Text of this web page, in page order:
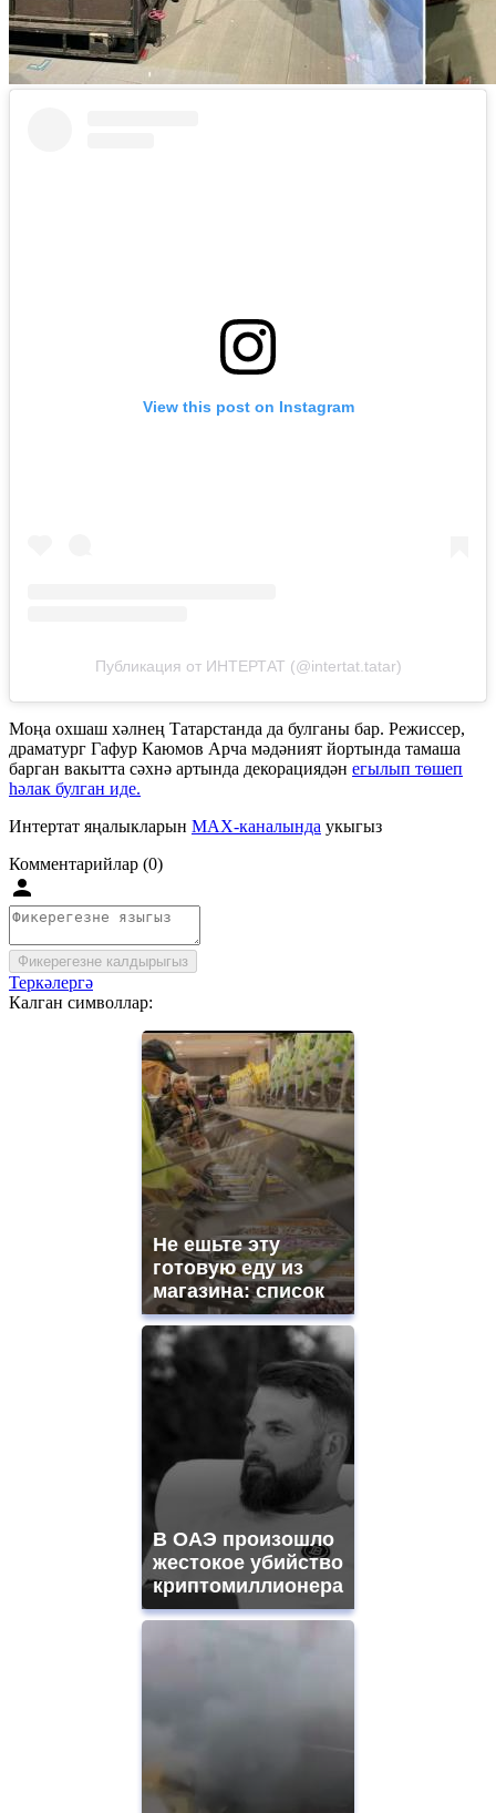
View this post on Instagram
Публикация от ИНТЕРТАТ (@intertat.tatar)
Моңа охшаш хәлнең Татарстанда да булганы бар. Режиссер,
драматург Гафур Каюмов Арча мәдәният йортында тамаша
барган вакытта сәхнә артында декорациядән егылып төшеп
һәлак булган иде.
Интертат яңалыкларын MAX-каналында укыгыз
Комментарийлар (0)
Фикерегезне калдырыгыз
Теркәлергә
Калган символлар:
Не ешьте эту
готовую еду из
магазина: список
В ОАЭ произошло
жестокое убийство
криптомиллионера